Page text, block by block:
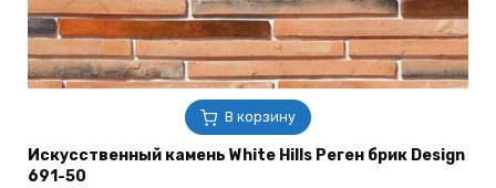
В корзину
Искусственный камень White Hills Реген брик Design
691-50